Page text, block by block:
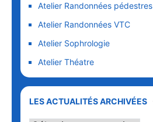
Atelier Randonnées pédestres
Atelier Randonnées VTC
Atelier Sophrologie
Atelier Théatre
LES ACTUALITÉS ARCHIVÉES